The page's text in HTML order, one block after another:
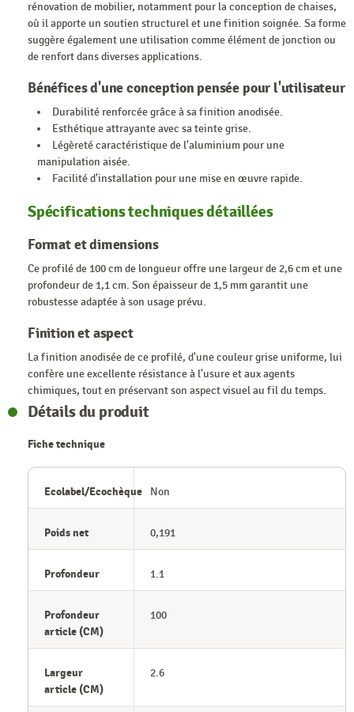
rénovation de mobilier, notamment pour la conception de chaises,
où il apporte un soutien structurel et une finition soignée. Sa forme
suggère également une utilisation comme élément de jonction ou
de renfort dans diverses applications.
Bénéfices d'une conception pensée pour l'utilisateur
Durabilité renforcée grâce à sa finition anodisée.
Esthétique attrayante avec sa teinte grise.
Légèreté caractéristique de l'aluminium pour une
manipulation aisée.
Facilité d'installation pour une mise en œuvre rapide.
Spécifications techniques détaillées
Format et dimensions
Ce profilé de 100 cm de longueur offre une largeur de 2,6 cm et une
profondeur de 1,1 cm. Son épaisseur de 1,5 mm garantit une
robustesse adaptée à son usage prévu.
Finition et aspect
La finition anodisée de ce profilé, d'une couleur grise uniforme, lui
confère une excellente résistance à l'usure et aux agents
chimiques, tout en préservant son aspect visuel au fil du temps.
Détails du produit
Fiche technique
Ecolabel/Ecochèque Non
Poids net 0,191
Profondeur 1.1
Profondeur
article (CM)
100
Largeur
article (CM)
2.6